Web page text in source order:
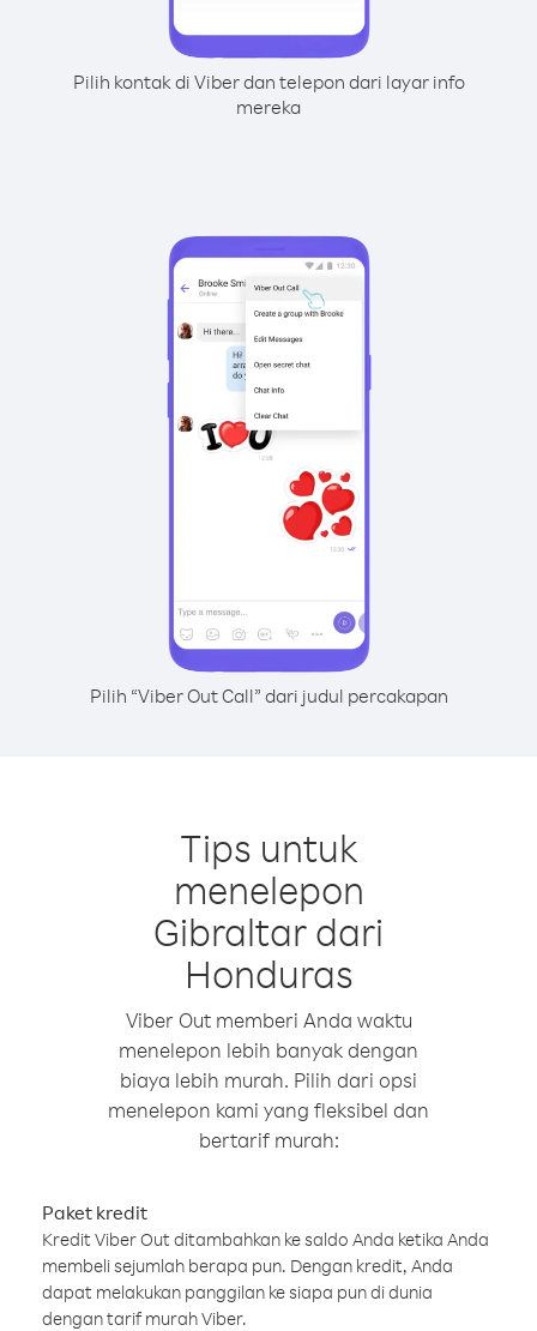
Pilih kontak di Viber dan telepon dari layar info
mereka
Pilih “Viber Out Call” dari judul percakapan
Tips untuk
menelepon
Gibraltar dari
Honduras
Viber Out memberi Anda waktu
menelepon lebih banyak dengan
biaya lebih murah. Pilih dari opsi
menelepon kami yang fleksibel dan
bertarif murah:
Paket kredit
Kredit Viber Out ditambahkan ke saldo Anda ketika Anda
membeli sejumlah berapa pun. Dengan kredit, Anda
dapat melakukan panggilan ke siapa pun di dunia
dengan tarif murah Viber.